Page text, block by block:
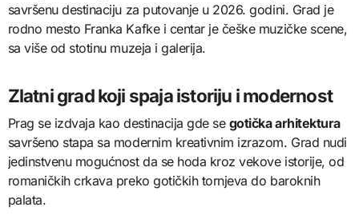
savršenu destinaciju za putovanje u 2026. godini. Grad je
rodno mesto Franka Kafke i centar je češke muzičke scene,
sa više od stotinu muzeja i galerija.
Zlatni grad koji spaja istoriju i modernost
Prag se izdvaja kao destinacija gde se gotička arhitektura
savršeno stapa sa modernim kreativnim izrazom. Grad nudi
jedinstvenu mogućnost da se hoda kroz vekove istorije, od
romaničkih crkava preko gotičkih tornjeva do baroknih
palata.